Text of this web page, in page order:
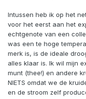
Intussen heb ik op het
voor het eerst aan het
echtgenote van een
was een te hoge
merk is, is de ideale
alles klaar is. Ik wil mijn
munt (thee!) en andere
NIETS omdat we de
en de stroom zelf